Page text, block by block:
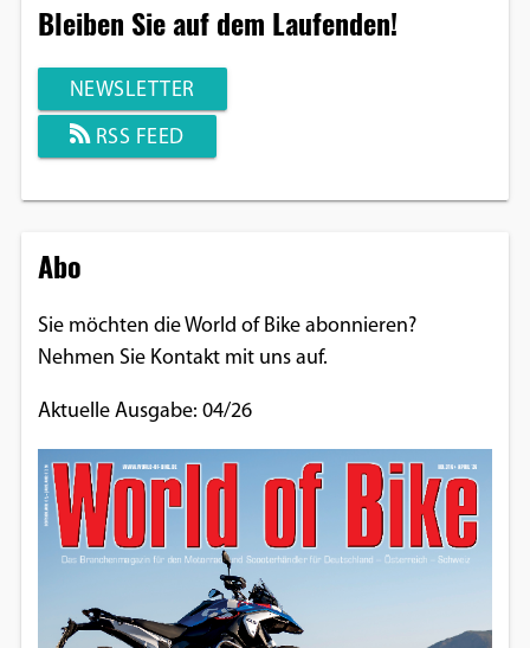
Bleiben Sie auf dem Laufenden!
NEWSLETTER
RSS FEED
Abo
Sie möchten die World of Bike abonnieren?
Nehmen Sie Kontakt mit uns auf.
Aktuelle Ausgabe: 04/26